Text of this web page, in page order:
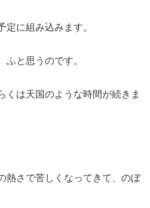
定に組み込みます。
ふと思うのです。
くは天国のような時間が続きま
熱さで苦しくなってきて、のぼ